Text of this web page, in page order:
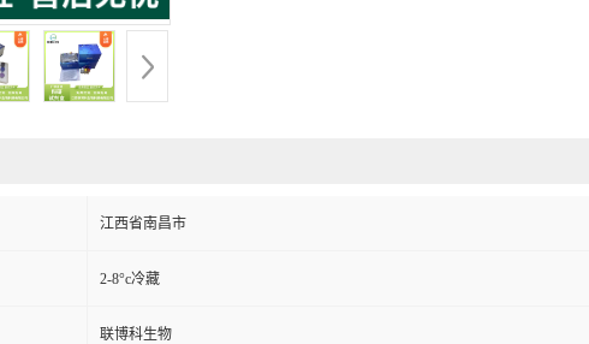
江西省南昌市
2-8°c冷藏
联博科生物